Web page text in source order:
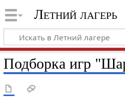
Летний лагерь
Подборка игр